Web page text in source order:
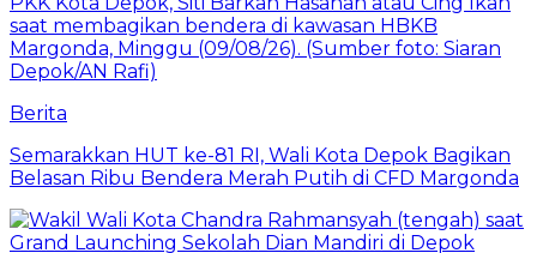
Berita
Semarakkan HUT ke-81 RI, Wali Kota Depok Bagikan
Belasan Ribu Bendera Merah Putih di CFD Margonda